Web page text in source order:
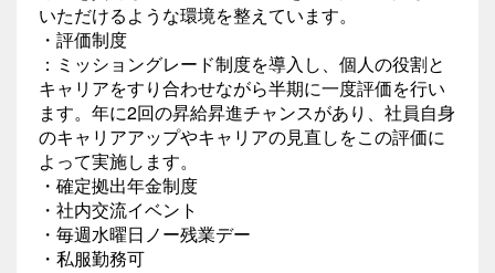
いただけるような環境を整えています。
・評価制度
：ミッショングレード制度を導入し、個人の役割と
キャリアをすり合わせながら半期に一度評価を行い
ます。年に2回の昇給昇進チャンスがあり、社員自身
のキャリアアップやキャリアの見直しをこの評価に
よって実施します。
・確定拠出年金制度
・社内交流イベント
・毎週水曜日ノー残業デー
・私服勤務可